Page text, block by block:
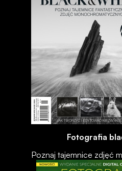
Fotografia
Poznaj tajemnice zdjęć